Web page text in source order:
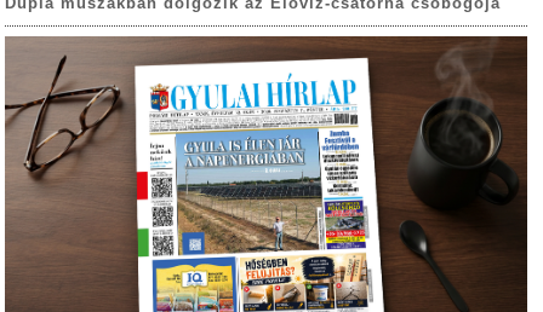
Dupla műszakban dolgozik az Élővíz-csatorna csobogója